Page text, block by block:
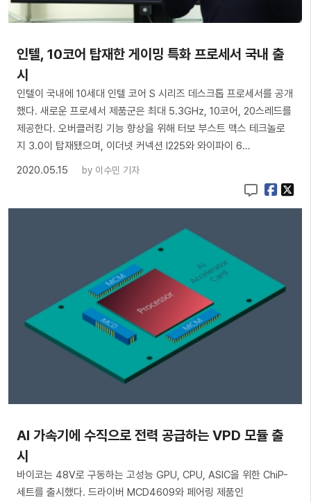
인텔, 10코어 탑재한 게이밍 특화 프로세서 국내 출
시
인텔이 국내에 10세대 인텔 코어 S 시리즈 데스크톱 프로세서를 공개
했다. 새로운 프로세서 제품군은 최대 5.3GHz, 10코어, 20스레드를
제공한다. 오버클러킹 기능 향상을 위해 터보 부스트 맥스 테크놀로
지 3.0이 탑재됐으며, 이더넷 커넥션 I225와 와이파이 6…
2020.05.15
by 이수민 기자
AI 가속기에 수직으로 전력 공급하는 VPD 모듈 출
시
바이코는 48V로 구동하는 고성능 GPU, CPU, ASIC을 위한 ChiP-
세트를 출시했다. 드라이버 MCD4609와 페어링 제품인